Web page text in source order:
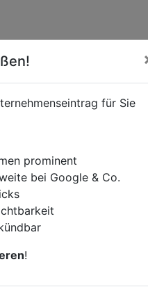
hinzufügen?
um
für Sie
prominent
bei Google & Co.
!